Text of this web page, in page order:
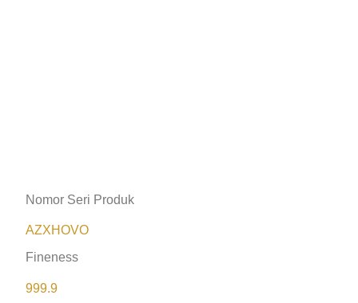
Nomor Seri Produk
AZXHOVO
Fineness
999.9